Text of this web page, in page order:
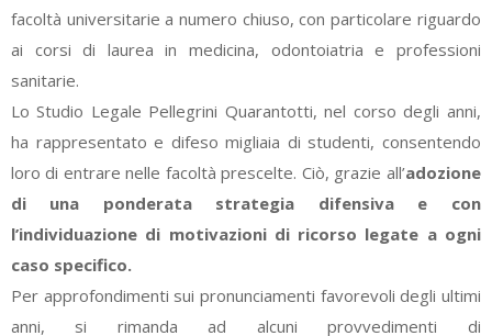
facoltà universitarie a numero chiuso, con particolare riguardo
ai corsi di laurea in medicina, odontoiatria e professioni
sanitarie.
Lo Studio Legale Pellegrini Quarantotti, nel corso degli anni,
ha rappresentato e difeso migliaia di studenti, consentendo
loro di entrare nelle facoltà prescelte. Ciò, grazie all’adozione
di una ponderata strategia difensiva e con
l’individuazione di motivazioni di ricorso legate a ogni
caso specifico.
Per approfondimenti sui pronunciamenti favorevoli degli ultimi
anni, si rimanda ad alcuni provvedimenti di